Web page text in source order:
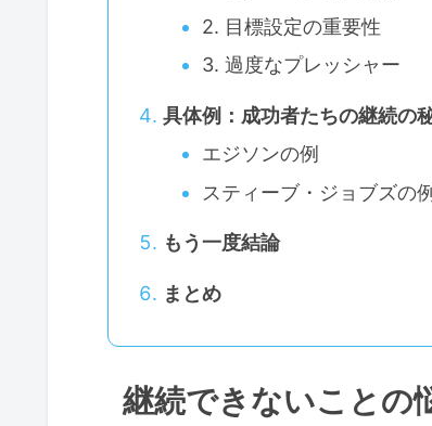
2. 目標設定の重要性
3. 過度なプレッシャー
具体例：成功者たちの継続の
エジソンの例
スティーブ・ジョブズの
もう一度結論
まとめ
継続できないことの